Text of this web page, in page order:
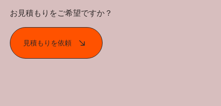
お見積もりをご希望ですか？
見積もりを依頼